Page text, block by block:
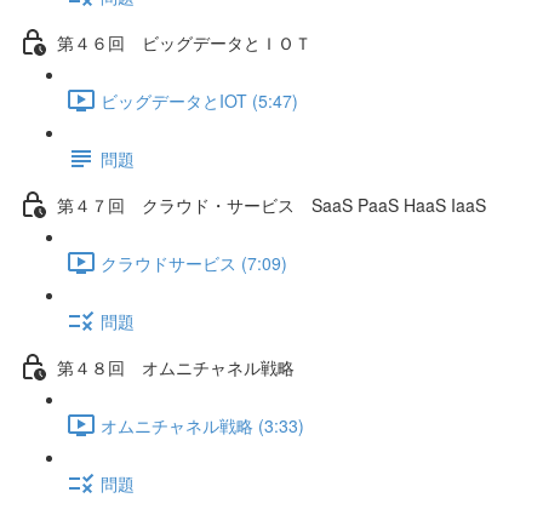
第４６回 ビッグデータとＩＯＴ
ビッグデータとIOT (5:47)
問題
第４７回 クラウド・サービス SaaS PaaS HaaS IaaS
クラウドサービス (7:09)
問題
第４８回 オムニチャネル戦略
オムニチャネル戦略 (3:33)
問題